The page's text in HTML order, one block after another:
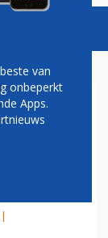
|
van
onbeperkt
Apps.